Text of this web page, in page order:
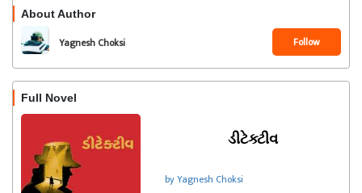
About Author
Yagnesh Choksi Follow
Full Novel
ડીટેક્ટીવ
by Yagnesh Choksi